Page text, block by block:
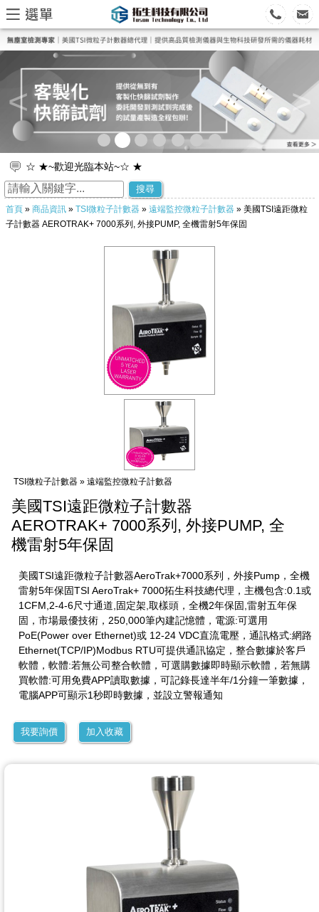
< >
☆ ★~歡迎光臨本站~☆ ★
☆ ★~歡迎您到留言版給我們加油打氣~☆ ★
搜尋
首頁» 商品資訊» TSI微粒子計數器» 遠端監控微粒子計數器» 美國TSI遠距微粒
子計數器 AEROTRAK+ 7000系列, 外接PUMP, 全機雷射5年保固
TSI微粒子計數器 » 遠端監控微粒子計數器
美國TSI遠距微粒子計數器
AEROTRAK+ 7000系列, 外接PUMP, 全
機雷射5年保固
美國TSI遠距微粒子計數器AeroTrak+7000系列，外接Pump，全機
雷射5年保固TSI AeroTrak+ 7000拓生科技總代理，主機包含:0.1或
1CFM,2-4-6尺寸通道,固定架,取樣頭，全機2年保固,雷射五年保
固，市場最優技術，250,000筆內建記憶體，電源:可選用
PoE(Power over Ethernet)或 12-24 VDC直流電壓，通訊格式:網路
Ethernet(TCP/IP)Modbus RTU可提供通訊協定，整合數據於客戶
軟體，軟體:若無公司整合軟體，可選購數據即時顯示軟體，若無購
買軟體:可用免費APP讀取數據，可記錄長達半年/1分鐘一筆數據，
電腦APP可顯示1秒即時數據，並設立警報通知
我要詢價 加入收藏